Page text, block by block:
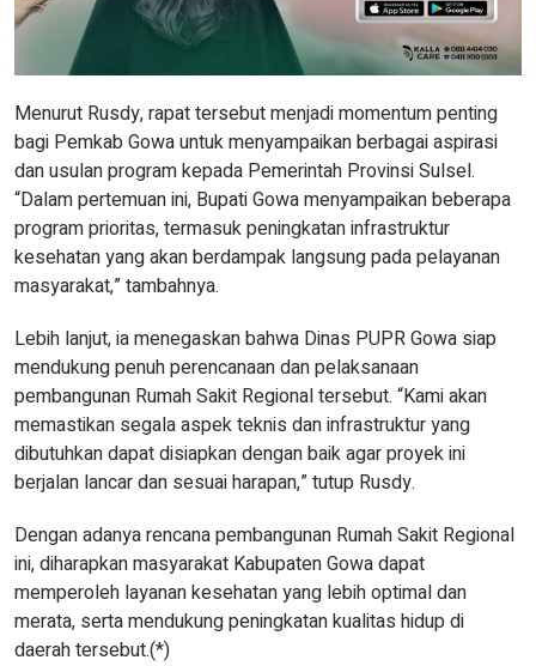
Menurut Rusdy, rapat tersebut menjadi momentum penting
bagi Pemkab Gowa untuk menyampaikan berbagai aspirasi
dan usulan program kepada Pemerintah Provinsi Sulsel.
“Dalam pertemuan ini, Bupati Gowa menyampaikan beberapa
program prioritas, termasuk peningkatan infrastruktur
kesehatan yang akan berdampak langsung pada pelayanan
masyarakat,” tambahnya.
Lebih lanjut, ia menegaskan bahwa Dinas PUPR Gowa siap
mendukung penuh perencanaan dan pelaksanaan
pembangunan Rumah Sakit Regional tersebut. “Kami akan
memastikan segala aspek teknis dan infrastruktur yang
dibutuhkan dapat disiapkan dengan baik agar proyek ini
berjalan lancar dan sesuai harapan,” tutup Rusdy.
Dengan adanya rencana pembangunan Rumah Sakit Regional
ini, diharapkan masyarakat Kabupaten Gowa dapat
memperoleh layanan kesehatan yang lebih optimal dan
merata, serta mendukung peningkatan kualitas hidup di
daerah tersebut.(*)